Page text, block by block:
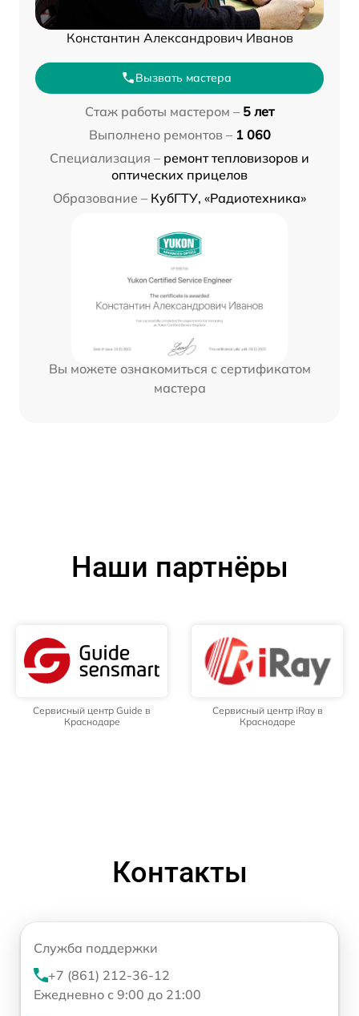
Константин Александрович Иванов
Вызвать мастера
Стаж работы мастером – 5 лет
Выполнено ремонтов – 1 060
Специализация – ремонт тепловизоров и
оптических прицелов
Образование – КубГТУ, «Радиотехника»
Вы можете ознакомиться с сертификатом
мастера
Наши партнёры
Сервисный центр Guide в
Краснодаре
Сервисный центр iRay в
Краснодаре
Контакты
Служба поддержки
+7 (861) 212-36-12
Ежедневно с 9:00 до 21:00